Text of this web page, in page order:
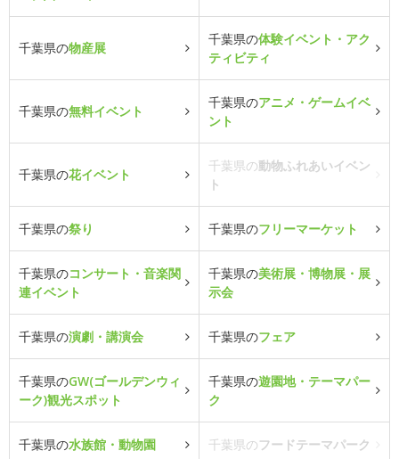
千葉県の物産展
千葉県の体験イベント・アク
ティビティ
千葉県の無料イベント
千葉県のアニメ・ゲームイベ
ント
千葉県の花イベント
千葉県の動物ふれあいイベン
ト
千葉県の祭り 千葉県のフリーマーケット
千葉県のコンサート・音楽関
連イベント
千葉県の美術展・博物展・展
示会
千葉県の演劇・講演会 千葉県のフェア
千葉県のGW(ゴールデンウィ
ーク)観光スポット
千葉県の遊園地・テーマパー
ク
千葉県の水族館・動物園 千葉県のフードテーマパーク